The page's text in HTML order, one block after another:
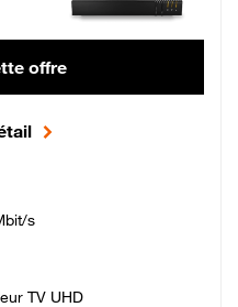
offre
s
TV UHD